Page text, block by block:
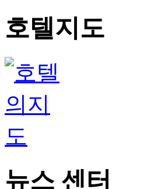
호텔지도
뉴스 센터